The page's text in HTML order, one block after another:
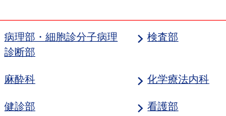
病理部・細胞診分子病理
診断部
検査部
麻酔科 化学療法内科
健診部 看護部